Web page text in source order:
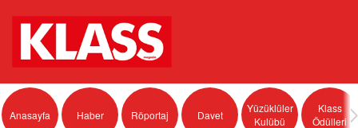
Anasayfa Haber Röportaj Davet
Yüzüklüler
Kulübü
Klass
Ödülleri